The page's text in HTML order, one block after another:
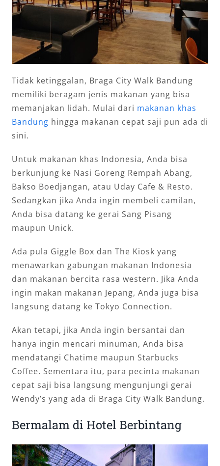
Tidak ketinggalan, Braga City Walk Bandung
memiliki beragam jenis makanan yang bisa
memanjakan lidah. Mulai dari makanan khas
Bandung hingga makanan cepat saji pun ada di
sini.
Untuk makanan khas Indonesia, Anda bisa
berkunjung ke Nasi Goreng Rempah Abang,
Bakso Boedjangan, atau Uday Cafe & Resto.
Sedangkan jika Anda ingin membeli camilan,
Anda bisa datang ke gerai Sang Pisang
maupun Unick.
Ada pula Giggle Box dan The Kiosk yang
menawarkan gabungan makanan Indonesia
dan makanan bercita rasa western. Jika Anda
ingin makan makanan Jepang, Anda juga bisa
langsung datang ke Tokyo Connection.
Akan tetapi, jika Anda ingin bersantai dan
hanya ingin mencari minuman, Anda bisa
mendatangi Chatime maupun Starbucks
Coffee. Sementara itu, para pecinta makanan
cepat saji bisa langsung mengunjungi gerai
Wendy’s yang ada di Braga City Walk Bandung.
Bermalam di Hotel Berbintang